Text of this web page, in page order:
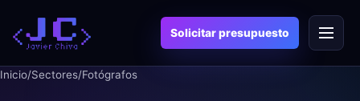
contenido
Solicitar presupuesto
Inicio/Sectores/Fotógrafos